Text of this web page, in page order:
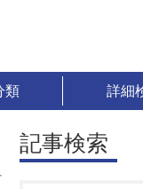
類 詳細
記事検索